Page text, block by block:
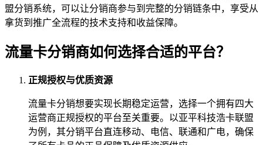
盟分销系统，可以让分销商参与到完整的分销链条中，享受从
拿货到推广全流程的技术支持和收益保障。
流量卡分销商如何选择合适的平台？
正规授权与优质资源
流量卡分销想要实现长期稳定运营，选择一个拥有四大
运营商正规授权的平台至关重要。以亚平科技浩卡联盟
为例，其分销平台直连移动、电信、联通和广电，确保